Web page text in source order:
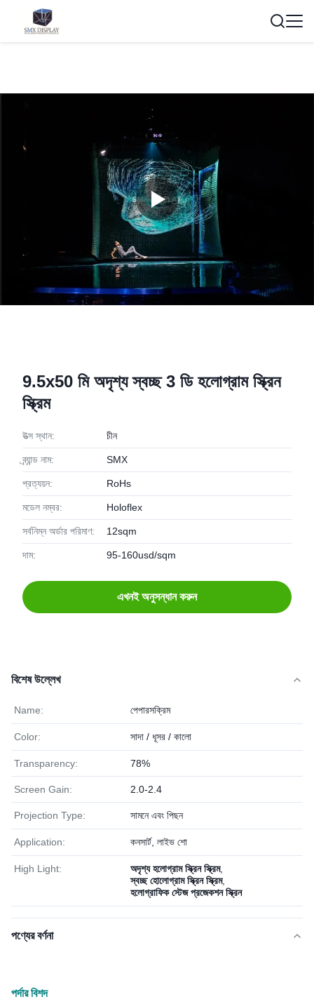
9.5x50 মি অদৃশ্য স্বচ্ছ 3 ডি হলোগ্রাম স্ক্রিন
স্ক্রিম
উত্স স্থান: চীন
ব্র্যান্ড নাম: SMX
প্রত্যয়ন: RoHs
মডেল নম্বর: Holoflex
সর্বনিম্ন অর্ডার পরিমাণ: 12sqm
দাম: 95-160usd/sqm
এখনই অনুসন্ধান করুন
বিশেষ উল্লেখ
Name: পেপারসক্রিম
Color: সাদা / ধূসর / কালো
Transparency: 78%
Screen Gain: 2.0-2.4
Projection Type: সামনে এবং পিছন
Application: কনসার্ট, লাইভ শো
High Light: অদৃশ্য হলোগ্রাম স্ক্রিন স্ক্রিম,
স্বচ্ছ হোলোগ্রাম স্ক্রিন স্ক্রিম,
হলোগ্রাফিক স্টেজ প্রজেকশন স্ক্রিন
পণ্যের বর্ণনা
পর্দার বিশদ